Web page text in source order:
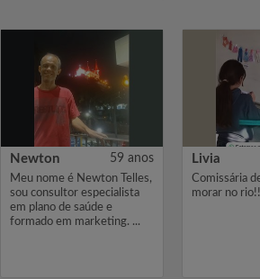
Newton 59 anos
Meu nome é Newton Telles,
sou consultor especialista
em plano de saúde e
formado em marketing. ...
Livia
Comissária
morar no